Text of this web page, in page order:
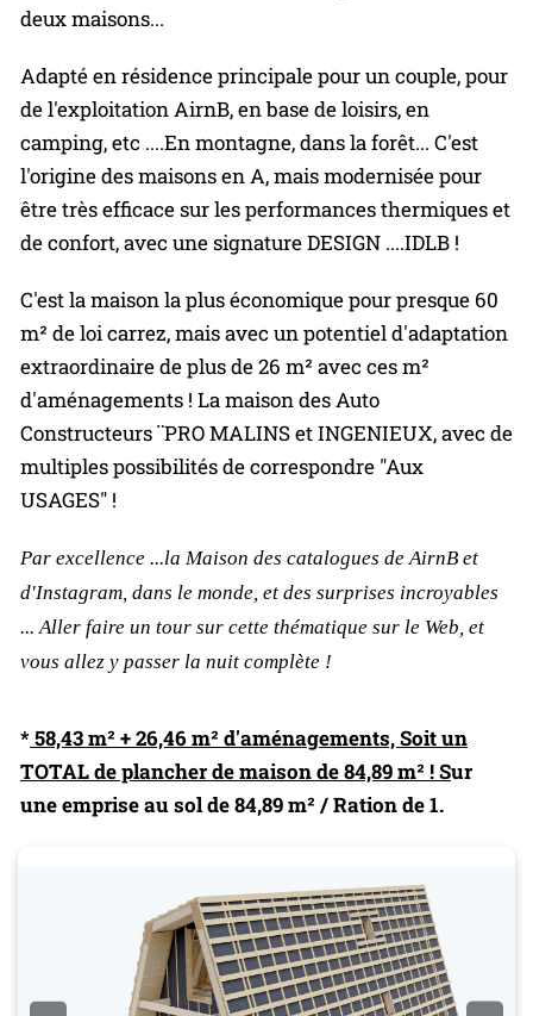
deux maisons...
Adapté en résidence principale pour un couple, pour
de l'exploitation AirnB, en base de loisirs, en
camping, etc ....En montagne, dans la forêt... C'est
l'origine des maisons en A, mais modernisée pour
être très efficace sur les performances thermiques et
de confort, avec une signature DESIGN ....IDLB !
C'est la maison la plus économique pour presque 60
m² de loi carrez, mais avec un potentiel d'adaptation
extraordinaire de plus de 26 m² avec ces m²
d'aménagements ! La maison des Auto
Constructeurs ¨PRO MALINS et INGENIEUX, avec de
multiples possibilités de correspondre "Aux
USAGES" !
Par excellence ...la Maison des catalogues de AirnB et
d'Instagram, dans le monde, et des surprises incroyables
... Aller faire un tour sur cette thématique sur le Web, et
vous allez y passer la nuit complète !
*58,43 m² + 26,46 m² d'aménagements, Soit un
TOTAL de plancher de maison de 84,89 m² ! Sur
une emprise au sol de 84,89 m² / Ration de 1.